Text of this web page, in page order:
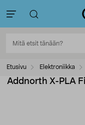
Etusivu Elektroniikka
Addnorth X-PLA